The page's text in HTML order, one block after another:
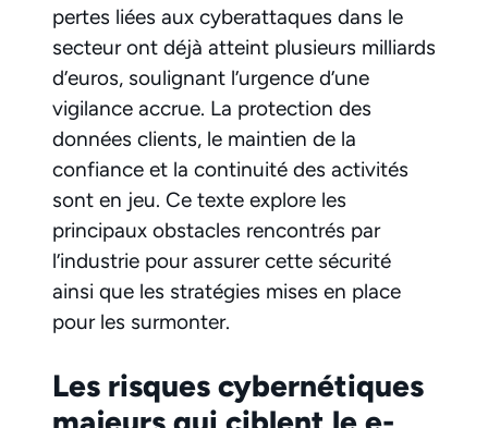
pertes liées aux cyberattaques dans le
secteur ont déjà atteint plusieurs milliards
d’euros, soulignant l’urgence d’une
vigilance accrue. La protection des
données clients, le maintien de la
confiance et la continuité des activités
sont en jeu. Ce texte explore les
principaux obstacles rencontrés par
l’industrie pour assurer cette sécurité
ainsi que les stratégies mises en place
pour les surmonter.
Les risques cybernétiques